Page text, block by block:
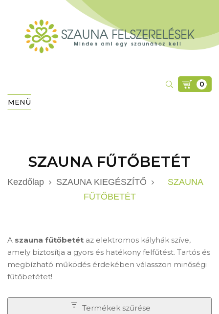
0
MENÜ
SZAUNA FŰTŐBETÉT
Kezdőlap SZAUNA KIEGÉSZÍTŐ
SZAUNA
FŰTŐBETÉT
A szauna fűtőbetét az elektromos kályhák szíve,
amely biztosítja a gyors és hatékony felfűtést. Tartós és
megbízható működés érdekében válasszon minőségi
fűtőbetétet!
Termékek szűrése